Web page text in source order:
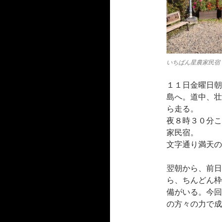
いちばん星農家民宿
１１日金曜日
島へ。道中、
ら走る。
夜８時３０分
家民宿。
文字通り満天
翌朝から、前
ら、ちんどん
備がいる。今
の方々の力で